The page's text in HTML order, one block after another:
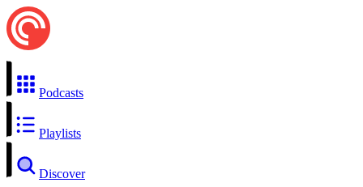
Podcasts
Playlists
Discover